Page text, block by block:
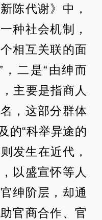
陈代谢》中，
种社会机制，
相互关联的面
二是“由绅而
主要是指商人
，这部分群体
的“科举异途的
发生在近代，
以盛宣怀等人
绅阶层，却通
官商合作、官